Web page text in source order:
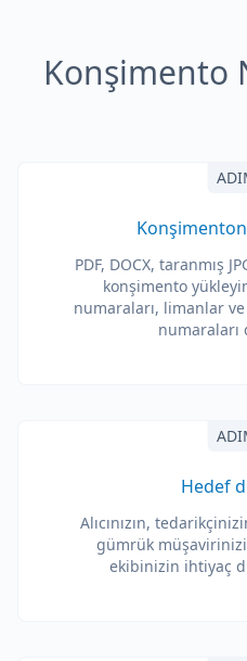
Konşimento
PDF, DOCX, taranmış
konşimento
numaraları, limanlar
numaraları
Hedef
Alıcınızın,
gümrük
ekibinizin ihtiyaç